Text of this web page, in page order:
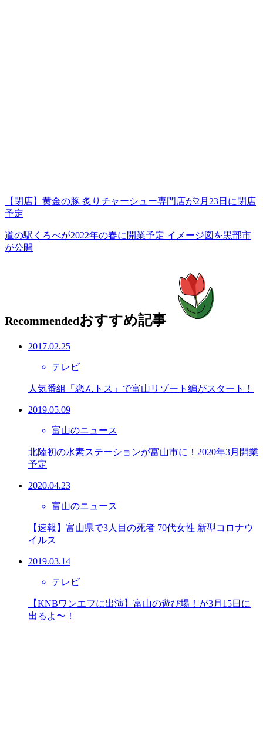
【閉店】黄金の豚 炙りチャーシュー専門店が2月23日に閉店
予定
道の駅くろべが2022年の春に開業予定 イメージ図を黒部市
が公開
Recommendedおすすめ記事
2017.02.25
テレビ
人気番組「恋んトス」で富山リゾート編がスタート！
2019.05.09
富山のニュース
北陸初の水素ステーションが富山市に！2020年3月開業
予定
2020.04.23
富山のニュース
【速報】富山県で3人目の死者 70代女性 新型コロナウ
イルス
2019.03.14
テレビ
【KNBワンエフに出演】富山の遊び場！が3月15日に
出るよ〜！